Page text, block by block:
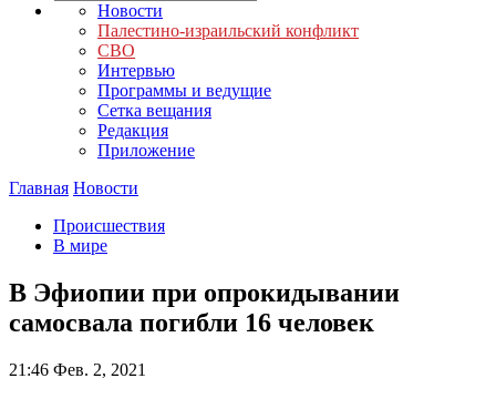
Новости
Палестино-израильский конфликт
СВО
Интервью
Программы и ведущие
Сетка вещания
Редакция
Приложение
Главная Новости
Происшествия
В мире
В Эфиопии при опрокидывании
самосвала погибли 16 человек
21:46 Фев. 2, 2021